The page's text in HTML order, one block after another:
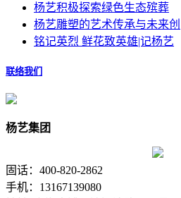
杨艺积极探索绿色生态殡葬
杨艺雕塑的艺术传承与未来创
铭记英烈 鲜花致英雄|记杨艺
联络我们
杨艺集团
固话：400-820-2862
手机：13167139080